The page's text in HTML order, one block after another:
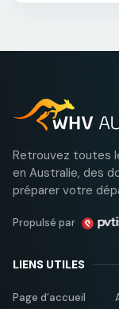
Retrouvez toutes
en Australie, des
préparer votre
Propulsé par
LIENS UTILES
Page d’accueil